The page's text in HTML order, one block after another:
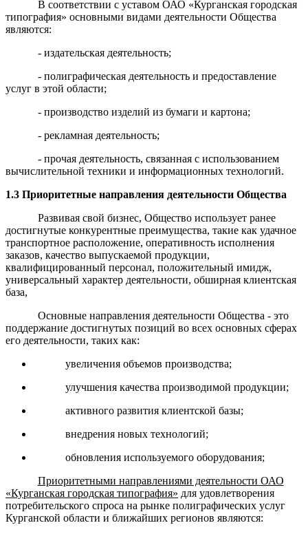
В соответствии с уставом ОАО «Курганская городская
типография» основными видами деятельности Общества
являются:
- издательская деятельность;
- полиграфическая деятельность и предоставление
услуг в этой области;
- производство изделий из бумаги и картона;
- рекламная деятельность;
- прочая деятельность, связанная с использованием
вычислительной техники и информационных технологий.
1.3 Приоритетные направления деятельности Общества
Развивая свой бизнес, Общество использует ранее
достигнутые конкурентные преимущества, такие как удачное
транспортное расположение, оперативность исполнения
заказов, качество выпускаемой продукции,
квалифицированный персонал, положительный имидж,
универсальный характер деятельности, обширная клиентская
база,
Основные направления деятельности Общества - это
поддержание достигнутых позиций во всех основных сферах
его деятельности, таких как:
увеличения объемов производства;
улучшения качества производимой продукции;
активного развития клиентской базы;
внедрения новых технологий;
обновления используемого оборудования;
Приоритетными направлениями деятельности ОАО
«Курганская городская типография» для удовлетворения
потребительского спроса на рынке полиграфических услуг
Курганской области и ближайших регионов являются: